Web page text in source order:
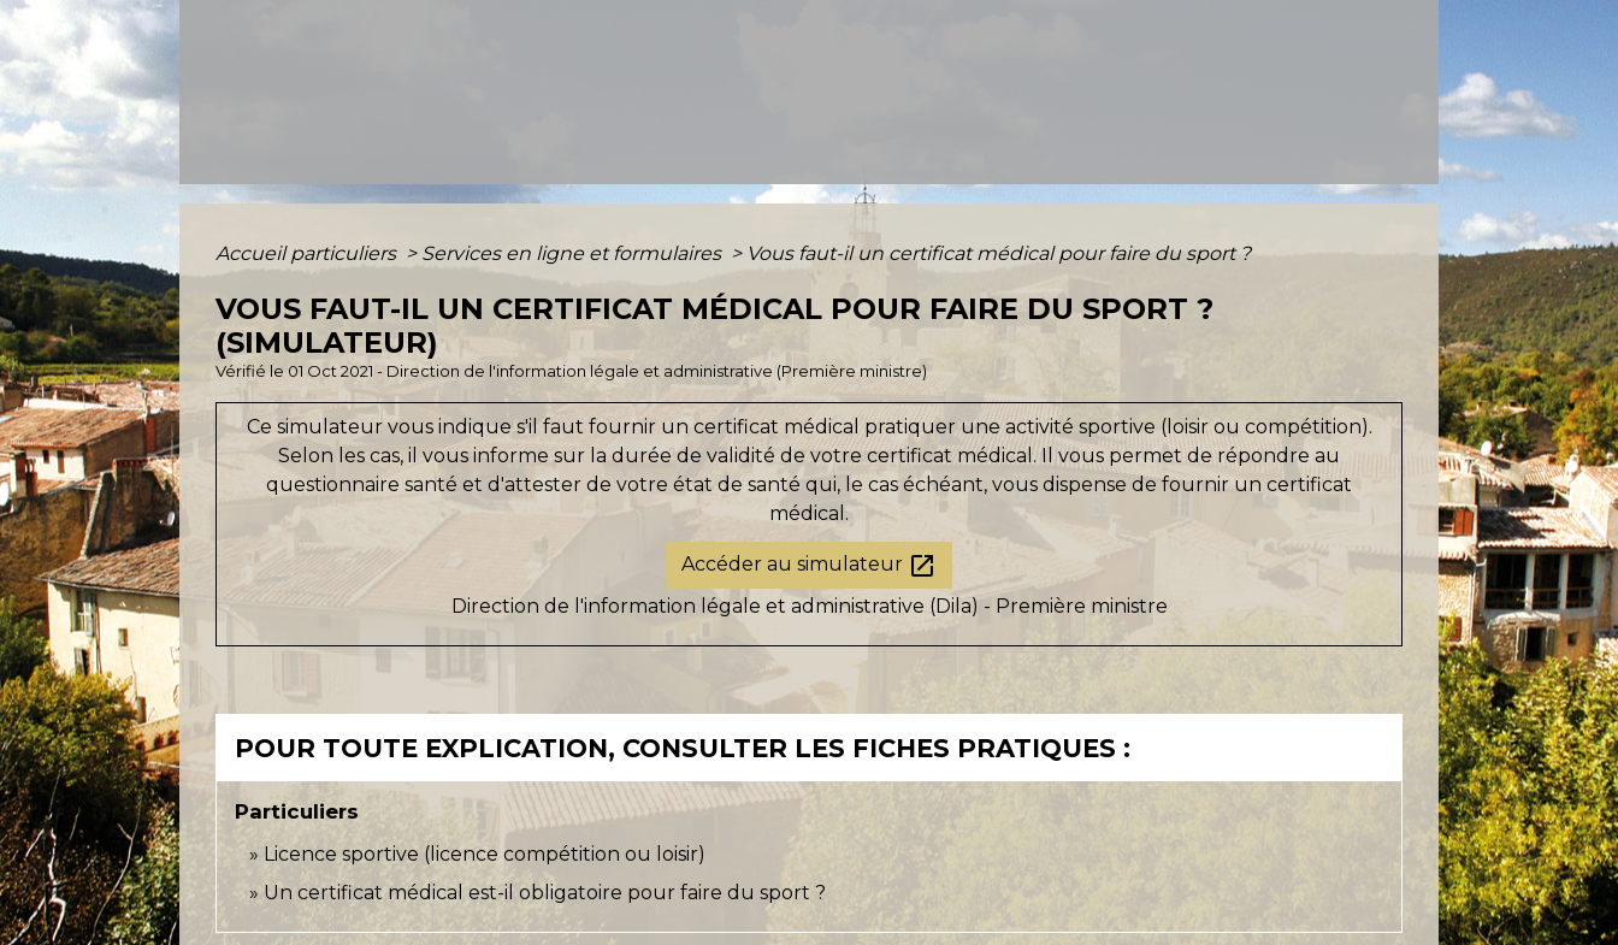
Accueil particuliers > Services en ligne et formulaires > Vous faut-il un certificat médical pour faire du sport ?
VOUS FAUT-IL UN CERTIFICAT MÉDICAL POUR FAIRE DU SPORT ?
(SIMULATEUR)
Vérifié le 01 Oct 2021 - Direction de l'information légale et administrative (Première ministre)
Ce simulateur vous indique s'il faut fournir un certificat médical pratiquer une activité sportive (loisir ou compétition).
Selon les cas, il vous informe sur la durée de validité de votre certificat médical. Il vous permet de répondre au
questionnaire santé et d'attester de votre état de santé qui, le cas échéant, vous dispense de fournir un certificat
médical.
Accéder au simulateur open_in_new
Direction de l'information légale et administrative (Dila) - Première ministre
POUR TOUTE EXPLICATION, CONSULTER LES FICHES PRATIQUES :
Particuliers
Licence sportive (licence compétition ou loisir)
Un certificat médical est-il obligatoire pour faire du sport ?